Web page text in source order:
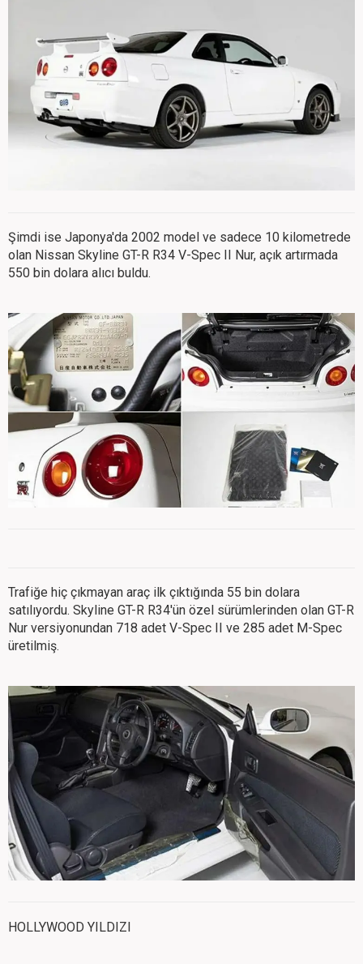
Şimdi ise Japonya'da 2002 model ve sadece 10 kilometrede
olan Nissan Skyline GT-R R34 V-Spec II Nur, açık artırmada
550 bin dolara alıcı buldu.
Trafiğe hiç çıkmayan araç ilk çıktığında 55 bin dolara
satılıyordu. Skyline GT-R R34'ün özel sürümlerinden olan GT-R
Nur versiyonundan 718 adet V-Spec II ve 285 adet M-Spec
üretilmiş.
HOLLYWOOD YILDIZI